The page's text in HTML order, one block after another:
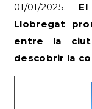
01/01/2025.
Llobregat
entre la
descobrir la